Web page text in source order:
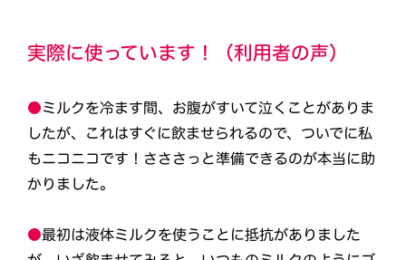
実際に使っています！（利用者の声）
●ミルクを冷ます間、お腹がすいて泣くことがありま
したが、これはすぐに飲ませられるので、ついでに私
もニコニコです！さささっと準備できるのが本当に助
かりました。
●最初は液体ミルクを使うことに抵抗がありました